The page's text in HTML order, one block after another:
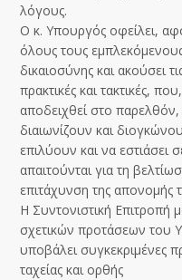
λόγους.
Ο κ. Υπουργός οφείλει,
όλους τους
δικαιοσύνης και ακούσει
πρακτικές και τακτικές,
αποδειχθεί στο παρελθόν,
διαιωνίζουν και
επιλύουν και να εστιάσει
απαιτούνται για τη
επιτάχυνση της απονομής
Η Συντονιστική Επιτροπή
σχετικών προτάσεων του
υποβάλει συγκεκριμένες
ταχείας και ορθής